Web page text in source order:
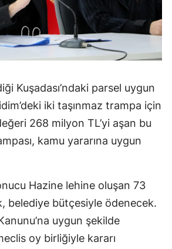
Kuşadası’ndaki parsel uygun
iki taşınmaz trampa için
268 milyon TL’yi aşan bu
kamu yararına uygun
Hazine lehine oluşan 73
belediye bütçesiyle ödenecek.
uygun şekilde
oy birliğiyle kararı